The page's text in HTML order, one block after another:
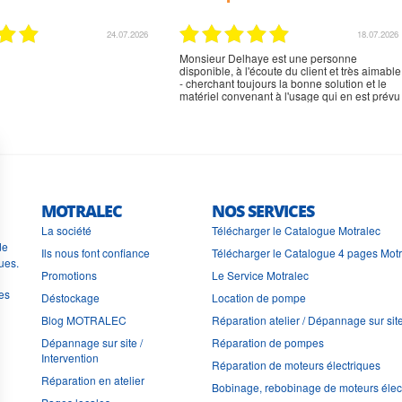
02.07.2026 02.07.2026
rien à signaler, très content
MOTRALEC
La société
Ils nous font confiance
Promotions
Déstockage
Blog MOTRALEC
Dépannage sur site /
Intervention
Réparation en atelier
NOS SERVICES
Télécharger le Catalogue Motralec
Télécharger le Catalogue 4 pages
Le Service Motralec
Location de pompe
Réparation atelier / Dépannage sur
Réparation de pompes
Réparation de moteurs électriques
Bobinage, rebobinage de moteurs